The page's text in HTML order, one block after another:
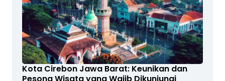
Kota Cirebon Jawa Barat: Keunikan dan